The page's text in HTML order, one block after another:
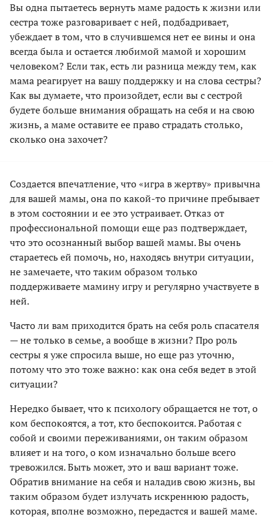
Вы одна пытаетесь вернуть маме радость к жизни или
сестра тоже разговаривает с ней, подбадривает,
убеждает в том, что в случившемся нет ее вины и она
всегда была и остается любимой мамой и хорошим
человеком? Если так, есть ли разница между тем, как
мама реагирует на вашу поддержку и на слова сестры?
Как вы думаете, что произойдет, если вы с сестрой
будете больше внимания обращать на себя и на свою
жизнь, а маме оставите ее право страдать столько,
сколько она захочет?
Создается впечатление, что «игра в жертву» привычна
для вашей мамы, она по какой-то причине пребывает
в этом состоянии и ее это устраивает. Отказ от
профессиональной помощи еще раз подтверждает,
что это осознанный выбор вашей мамы. Вы очень
стараетесь ей помочь, но, находясь внутри ситуации,
не замечаете, что таким образом только
поддерживаете мамину игру и регулярно участвуете в
ней.
Часто ли вам приходится брать на себя роль спасателя
— не только в семье, а вообще в жизни? Про роль
сестры я уже спросила выше, но еще раз уточню,
потому что это тоже важно: как она себя ведет в этой
ситуации?
Нередко бывает, что к психологу обращается не тот, о
ком беспокоятся, а тот, кто беспокоится. Работая с
собой и своими переживаниями, он таким образом
влияет и на того, о ком изначально больше всего
тревожился. Быть может, это и ваш вариант тоже.
Обратив внимание на себя и наладив свою жизнь, вы
таким образом будет излучать искреннюю радость,
которая, вполне возможно, передастся и вашей маме.